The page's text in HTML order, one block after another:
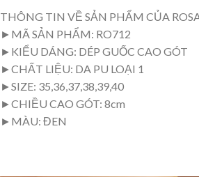
THÔNG TIN VỀ SẢN PHẨM CỦA
►MÃ SẢN PHẨM: RO712
►KIỂU DÁNG: DÉP GUỐC CAO GÓT
►CHẤT LIỆU: DA PU LOẠI 1
►SIZE: 35,36,37,38,39,40
►CHIỀU CAO GÓT: 8cm
►MÀU: ĐEN